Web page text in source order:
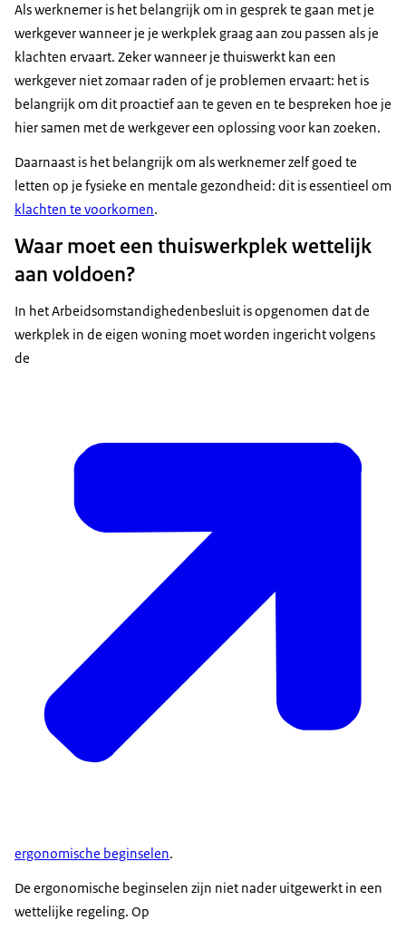
Als werknemer is het belangrijk om in gesprek te gaan met je
werkgever wanneer je je werkplek graag aan zou passen als je
klachten ervaart. Zeker wanneer je thuiswerkt kan een
werkgever niet zomaar raden of je problemen ervaart: het is
belangrijk om dit proactief aan te geven en te bespreken hoe je
hier samen met de werkgever een oplossing voor kan zoeken.
Daarnaast is het belangrijk om als werknemer zelf goed te
letten op je fysieke en mentale gezondheid: dit is essentieel om
klachten te voorkomen.
Waar moet een thuiswerkplek wettelijk
aan voldoen?
In het Arbeidsomstandighedenbesluit is opgenomen dat de
werkplek in de eigen woning moet worden ingericht volgens
de
ergonomische beginselen.
De ergonomische beginselen zijn niet nader uitgewerkt in een
wettelijke regeling. Op